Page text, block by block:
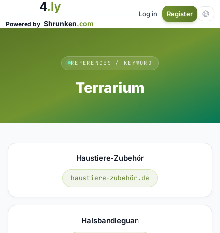
4.ly
Powered by Shrunken.com
Log in Register
REFERENCES / KEYWORD
Terrarium
Haustiere-Zubehör
haustiere-zubehör.de
Halsbandleguan